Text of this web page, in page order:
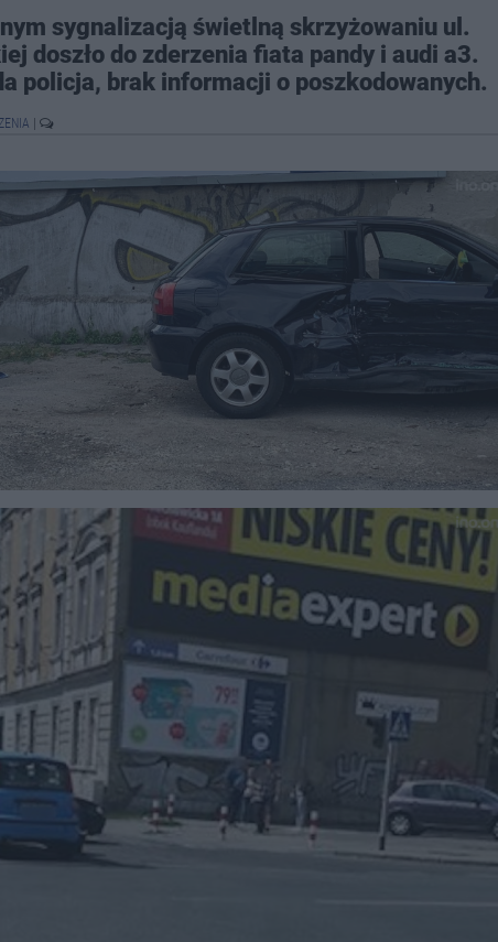
sygnalizacją świetlną skrzyżowaniu ul.
doszło do zderzenia fiata pandy i audi a3.
policja, brak informacji o poszkodowanych.